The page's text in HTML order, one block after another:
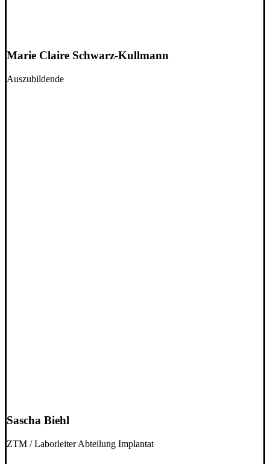
Marie Claire Schwarz-Kullmann
Auszubildende
Sascha Biehl
ZTM / Laborleiter Abteilung Implantat